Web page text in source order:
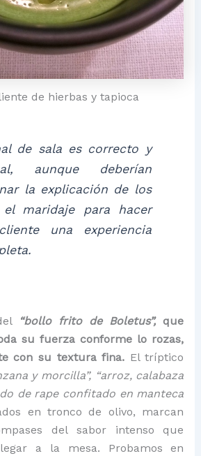
de hierbas y tapioca
de sala es correcto y
aunque deberían
la explicación de los
maridaje para hacer
una experiencia
“bollo frito de Boletus”,que
su fuerza conforme lo rozas,
con su textura fina. El tríptico
y morcilla”, “arroz, calabaza
de rape confitado en manteca
en tronco de olivo, marcan
del sabor intenso que
a la mesa. Probamos en